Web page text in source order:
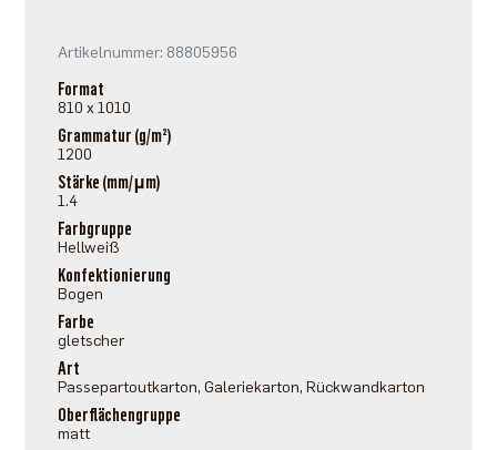
Artikelnummer: 88805956
Format
810 x 1010
Grammatur (g/m²)
1200
Stärke (mm/μm)
1.4
Farbgruppe
Hellweiß
Konfektionierung
Bogen
Farbe
gletscher
Art
Passepartoutkarton, Galeriekarton, Rückwandkarton
Oberflächengruppe
matt